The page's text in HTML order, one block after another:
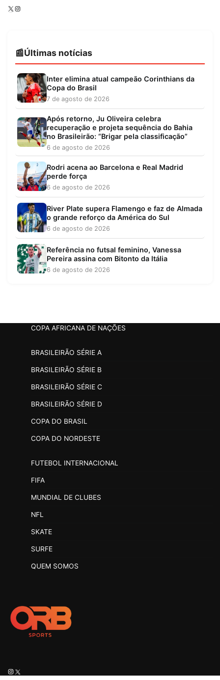
X Instagram
Últimas notícias
Inter elimina atual campeão Corinthians da
Copa do Brasil
7 de agosto de 2026
Após retorno, Ju Oliveira celebra
recuperação e projeta sequência do Bahia
no Brasileirão: “Brigar pela classificação”
6 de agosto de 2026
Rodri acena ao Barcelona e Real Madrid
perde força
6 de agosto de 2026
River Plate supera Flamengo e faz de Almada
o grande reforço da América do Sul
6 de agosto de 2026
Referência no futsal feminino, Vanessa
Pereira assina com Bitonto da Itália
6 de agosto de 2026
COPA AFRICANA DE NAÇÕES
BRASILEIRÃO SÉRIE A
BRASILEIRÃO SÉRIE B
BRASILEIRÃO SÉRIE C
BRASILEIRÃO SÉRIE D
COPA DO BRASIL
COPA DO NORDESTE
FUTEBOL INTERNACIONAL
FIFA
MUNDIAL DE CLUBES
NFL
SKATE
SURFE
QUEM SOMOS
Instagram
X